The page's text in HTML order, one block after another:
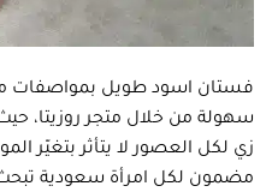
فستان اسود طويل بمواصفات
سهولة من خلال متجر روزيتا،
زي لكل العصور لا يتأثر بتغيّر
مضمون لكل امرأة سعودية